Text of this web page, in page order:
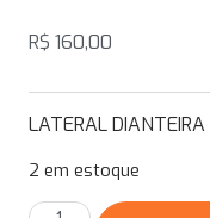
R$ 160,00
LATERAL DIANTEIRA
2 em estoque